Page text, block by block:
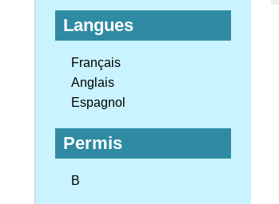
Langues
Français
Anglais
Espagnol
Permis
B